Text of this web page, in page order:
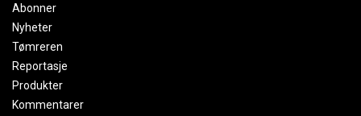
Abonner
Nyheter
Tømreren
Reportasje
Produkter
Kommentarer